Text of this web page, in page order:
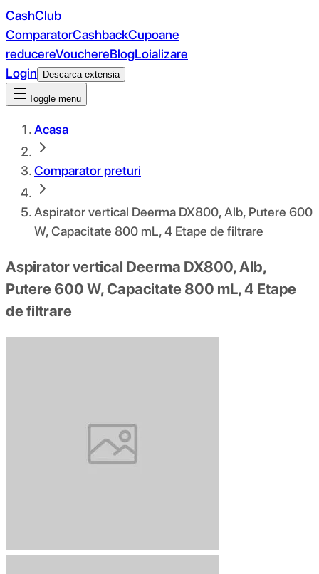
CashClub
ComparatorCashbackCupoane
reducereVouchereBlogLoializare
Login
Descarca extensia
Toggle menu
Acasa
Comparator preturi
Aspirator vertical Deerma DX800, Alb, Putere 600
W, Capacitate 800 mL, 4 Etape de filtrare
Aspirator vertical Deerma DX800, Alb,
Putere 600 W, Capacitate 800 mL, 4 Etape
de filtrare